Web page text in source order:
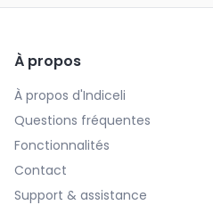
À propos
À propos d'Indiceli
Questions fréquentes
Fonctionnalités
Contact
Support & assistance